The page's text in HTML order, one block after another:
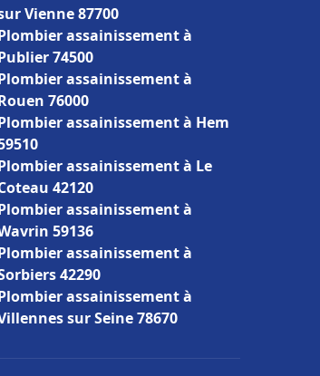
Vienne 87700
assainissement à
74500
assainissement à
76000
assainissement à Hem
assainissement à Le
42120
assainissement à
59136
assainissement à
42290
assainissement à
sur Seine 78670